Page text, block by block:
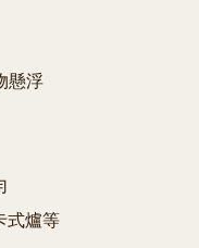
懸浮
式爐等